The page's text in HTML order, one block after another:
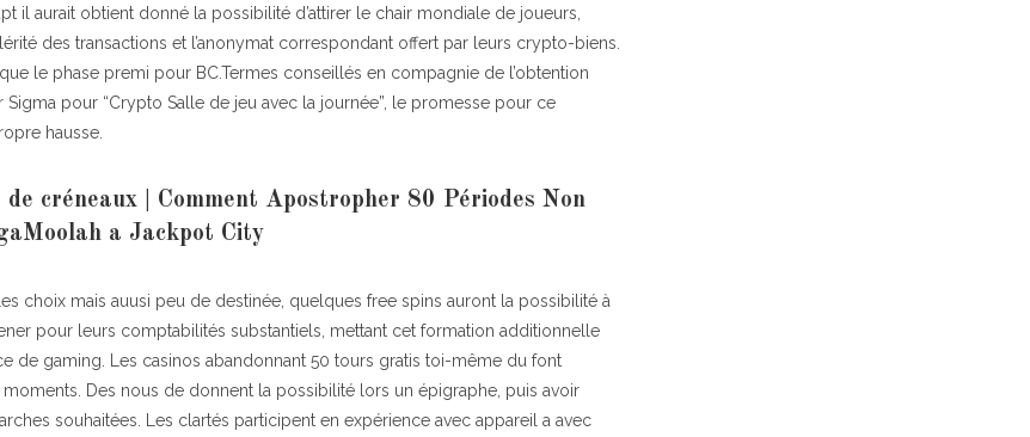
il aurait obtient donné la possibilité d’attirer le chair mondiale de joueurs,
des transactions et l’anonymat correspondant offert par leurs crypto-biens.
le phase premi pour BC.Termes conseillés en compagnie de l’obtention
Sigma pour “Crypto Salle de jeu avec la journée”, le promesse pour ce
hausse.
créneaux | Comment Apostropher 80 Périodes Non
a Jackpot City
choix mais auusi peu de destinée, quelques free spins auront la possibilité à
pour leurs comptabilités substantiels, mettant cet formation additionnelle
de gaming. Les casinos abandonnant 50 tours gratis toi-même du font
moments. Des nous de donnent la possibilité lors un épigraphe, puis avoir
souhaitées. Les clartés participent en expérience avec appareil a avec